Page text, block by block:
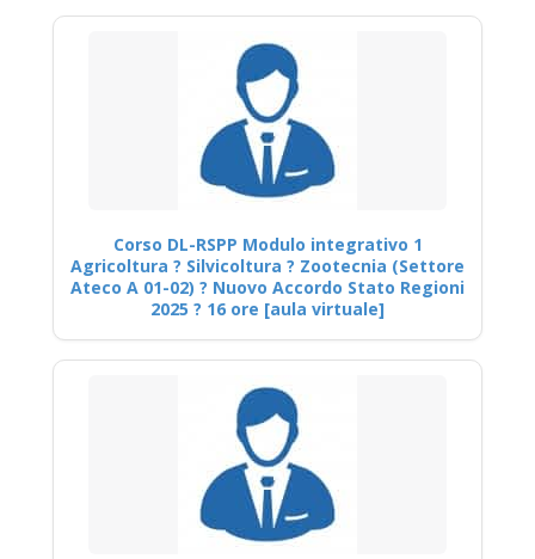
Corso DL-RSPP Modulo integrativo 1
Agricoltura ? Silvicoltura ? Zootecnia (Settore
Ateco A 01-02) ? Nuovo Accordo Stato Regioni
2025 ? 16 ore [aula virtuale]